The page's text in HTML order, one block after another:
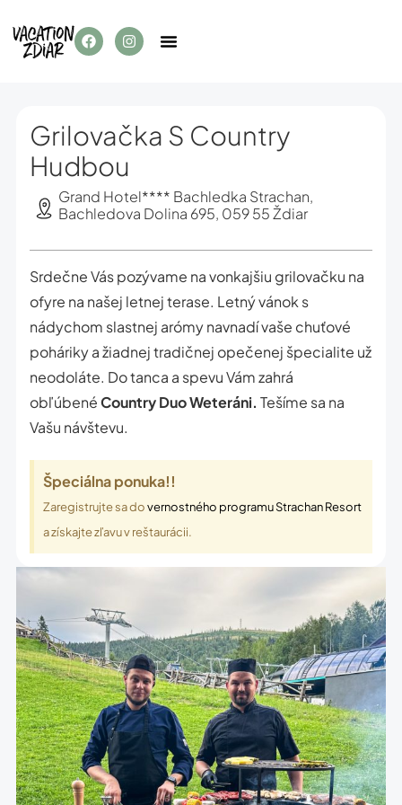
Grilovačka S Country
Hudbou
Grand Hotel**** Bachledka Strachan,
Bachledova Dolina 695, 059 55 Ždiar
Srdečne Vás pozývame na vonkajšiu grilovačku na
ofyre na našej letnej terase. Letný vánok s
nádychom slastnej arómy navnadí vaše chuťové
poháriky a žiadnej tradičnej opečenej špecialite už
neodoláte. Do tanca a spevu Vám zahrá
obľúbenéCountry Duo Weteráni. Tešíme sa na
Vašu návštevu.
Špeciálna ponuka!!
Zaregistrujte sa dovernostného programu Strachan Resort
a získajte zľavu v reštaurácii.